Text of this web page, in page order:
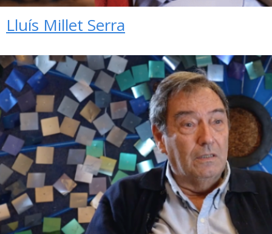
Lluís Millet Serra